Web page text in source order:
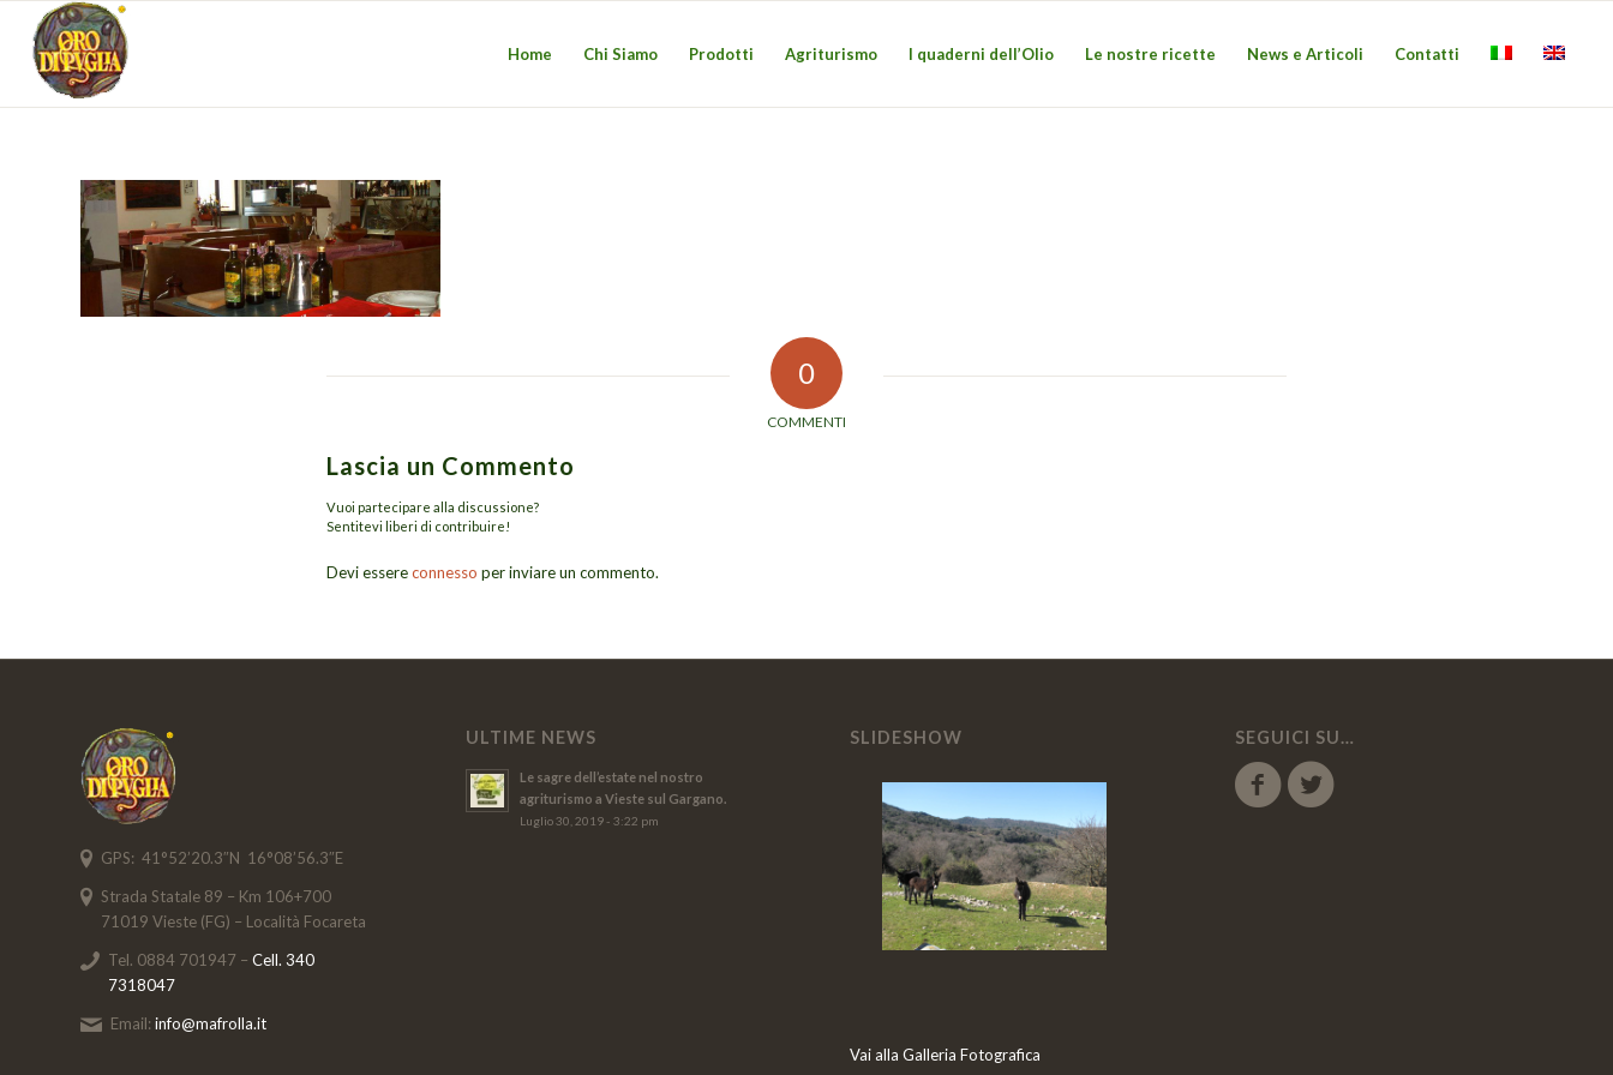
Home Chi Siamo Prodotti Agriturismo I quaderni dell’Olio Le nostre ricette News e Articoli Contatti
0
COMMENTI
Lascia un Commento
Vuoi partecipare alla discussione?
Sentitevi liberi di contribuire!
Devi essereconnesso per inviare un commento.
GPS: 41°52’20.3″N 16°08’56.3″E
Strada Statale 89 – Km 106+700
71019 Vieste (FG) – Località Focareta
Tel. 0884 701947 – Cell. 340
7318047
Email: info@mafrolla.it
ULTIME NEWS
Le sagre dell’estate nel nostro
agriturismo a Vieste sul Gargano.
Luglio 30, 2019 - 3:22 pm
SLIDESHOW
Vai alla Galleria Fotografica
SEGUICI SU…